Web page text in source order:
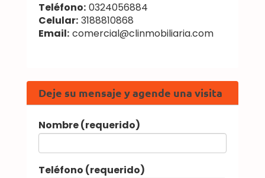
Teléfono: 0324056884
Celular: 3188810868
Email: comercial@clinmobiliaria.com
Deje su mensaje y agende una visita
Nombre (requerido)
Teléfono (requerido)